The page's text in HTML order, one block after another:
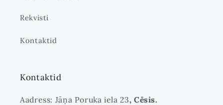
Rekvisti
Kontaktid
Kontaktid
Aadress: Jāņa Poruka iela 23, Cēsis.